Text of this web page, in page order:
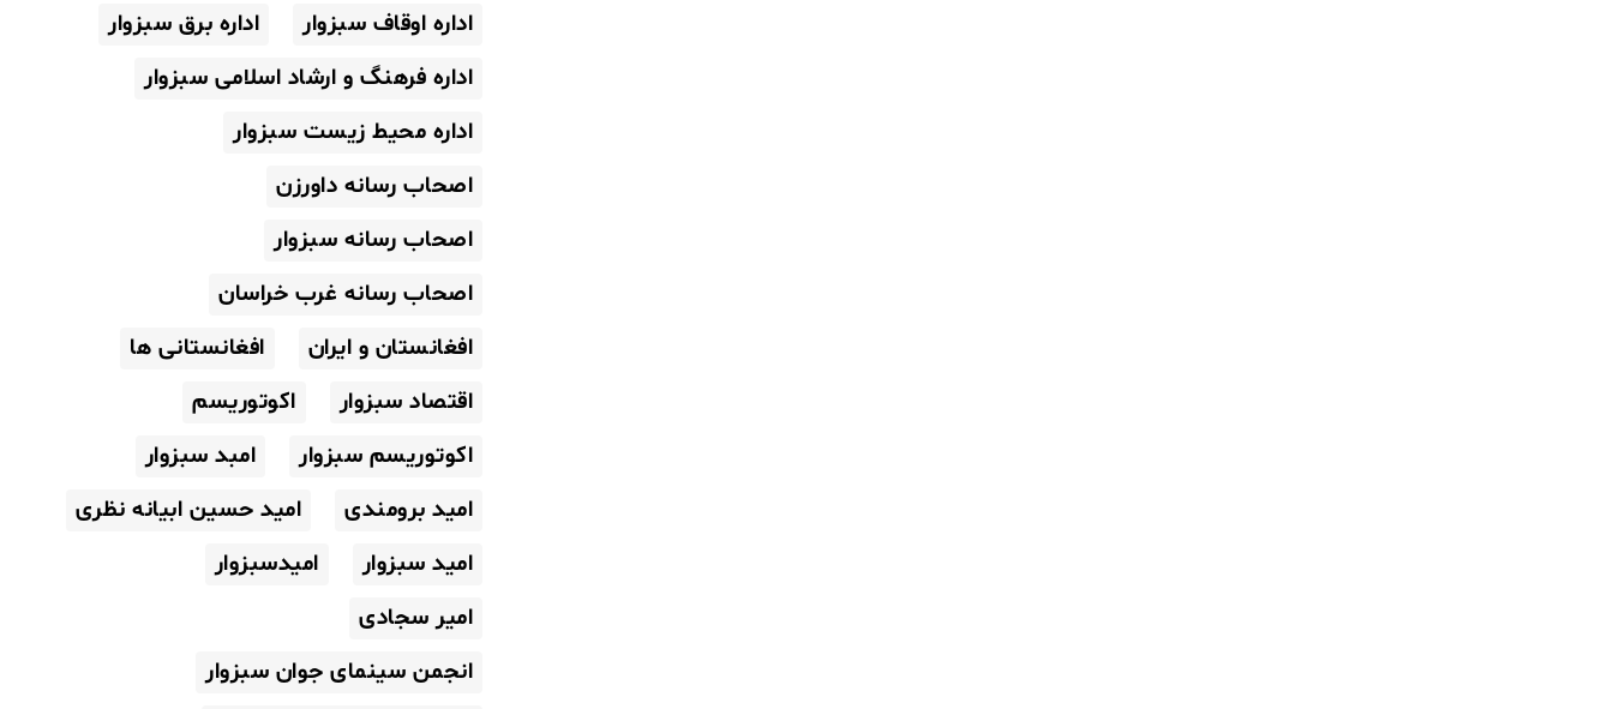
اداره اوقاف سبزوار
اداره برق سبزوار
اداره فرهنگ و ارشاد اسلامی سبزوار
اداره محیط زیست سبزوار
اصحاب رسانه داورزن
اصحاب رسانه سبزوار
اصحاب رسانه غرب خراسان
افغانستان و ایران
افغانستانی ها
اقتصاد سبزوار
اکوتوریسم
اکوتوریسم سبزوار
امبد سبزوار
امید برومندی
امید حسین ابیانه نظری
امید سبزوار
امیدسبزوار
امیر سجادی
انجمن سینمای جوان سبزوار